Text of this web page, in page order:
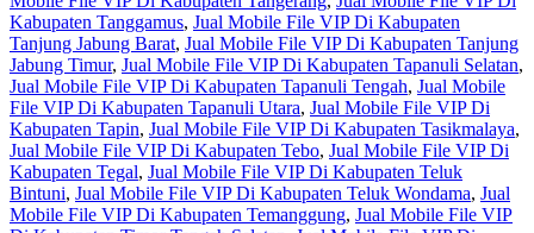
Kabupaten Tanggamus, Jual Mobile File VIP Di Kabupaten
Tanjung Jabung Barat, Jual Mobile File VIP Di Kabupaten Tanjung
Jabung Timur, Jual Mobile File VIP Di Kabupaten Tapanuli Selatan,
Jual Mobile File VIP Di Kabupaten Tapanuli Tengah, Jual Mobile
File VIP Di Kabupaten Tapanuli Utara, Jual Mobile File VIP Di
Kabupaten Tapin, Jual Mobile File VIP Di Kabupaten Tasikmalaya,
Jual Mobile File VIP Di Kabupaten Tebo, Jual Mobile File VIP Di
Kabupaten Tegal, Jual Mobile File VIP Di Kabupaten Teluk
Bintuni, Jual Mobile File VIP Di Kabupaten Teluk Wondama, Jual
Mobile File VIP Di Kabupaten Temanggung, Jual Mobile File VIP